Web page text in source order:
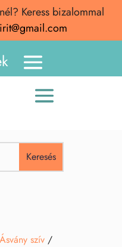
Keress bizalommal
Ásvány szív/